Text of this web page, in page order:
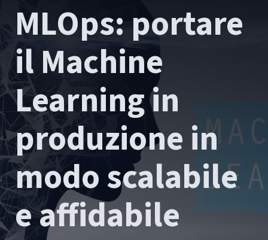
MLOps: portare
il Machine
Learning in
produzione in
modo scalabile
e affidabile